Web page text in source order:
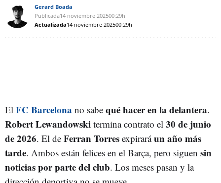
Gerard Boada
Publicada14 noviembre 202500:29h
Actualizada14 noviembre 202500:29h
El FC Barcelona no sabe qué hacer en la delantera.
Robert Lewandowski termina contrato el 30 de junio
de 2026. El de Ferran Torres expiraráun año más
tarde. Ambos están felices en el Barça, pero siguen sin
noticias por parte del club. Los meses pasan y la